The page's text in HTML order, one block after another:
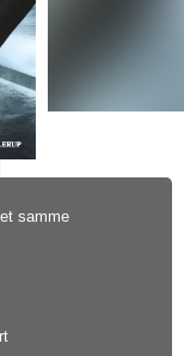
samme